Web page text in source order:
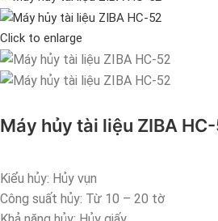
Click to enlarge
Máy hủy tài liệu ZIBA
Kiểu hủy: Hủy vụn
Công suất hủy: Từ 10 – 20 tờ